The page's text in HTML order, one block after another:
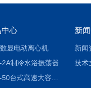
中心
显电动离心机
2A制冷水浴振荡器
新
新闻
技术